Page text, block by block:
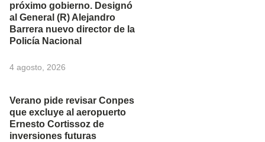
próximo gobierno. Designó
al General (R) Alejandro
Barrera nuevo director de la
Policía Nacional
4 agosto, 2026
Verano pide revisar Conpes
que excluye al aeropuerto
Ernesto Cortissoz de
inversiones futuras